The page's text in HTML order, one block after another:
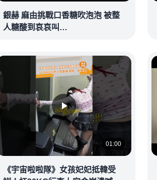
銀赫 麻由挑戰口香糖吹泡泡 被整
人糖酸到哀哀叫
01:00
《宇宙啦啦隊》女孩妃妃抵韓受